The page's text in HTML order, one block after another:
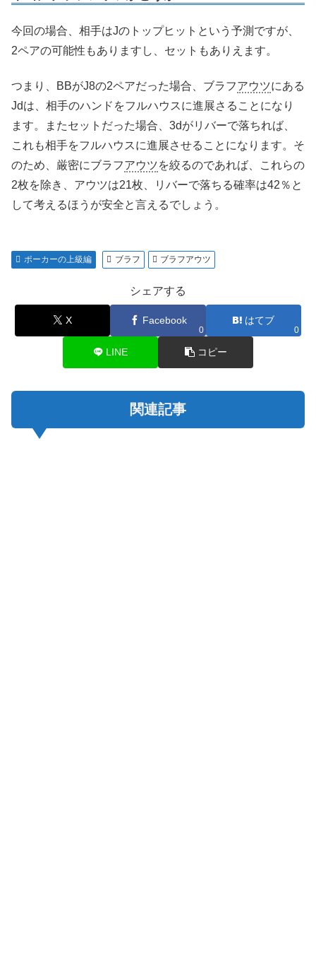
今回の場合、相手はJのトップヒットという予測ですが、
2ペアの可能性もありますし、セットもありえます。
つまり、BBがJ8の2ペアだった場合、ブラフアウツにある
Jdは、相手のハンドをフルハウスに進展さることになり
ます。またセットだった場合、3dがリバーで落ちれば、
これも相手をフルハウスに進展させることになります。そ
のため、厳密にブラフアウツを絞るのであれば、これらの
2枚を除き、アウツは21枚、リバーで落ちる確率は42％と
して考えるほうが安全と言えるでしょう。
ポーカーの上級編 ブラフ ブラフアウツ
シェアする
X Facebook
0
はてブ
0
LINE コピー
関連記事